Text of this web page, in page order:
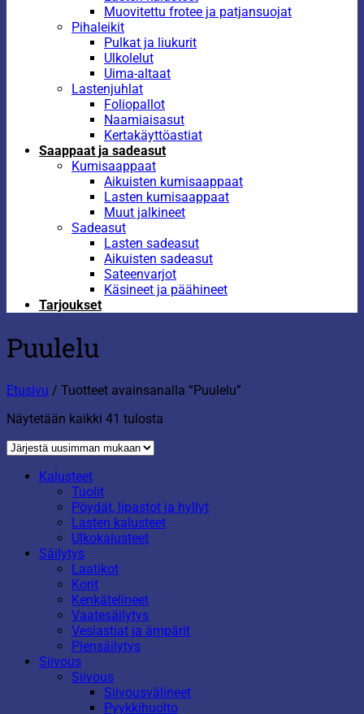
Muovitettu frotee ja patjansuojat
Pihaleikit
Pulkat ja liukurit
Ulkolelut
Uima-altaat
Lastenjuhlat
Foliopallot
Naamiaisasut
Kertakäyttöastiat
Saappaat ja sadeasut
Kumisaappaat
Aikuisten kumisaappaat
Lasten kumisaappaat
Muut jalkineet
Sadeasut
Lasten sadeasut
Aikuisten sadeasut
Sateenvarjot
Käsineet ja päähineet
Tarjoukset
Puulelu
Etusivu / Tuotteet avainsanalla “Puulelu”
Näytetään kaikki 41 tulosta
Kalusteet
Tuolit
Pöydät, lipastot ja hyllyt
Lasten kalusteet
Ulkokalusteet
Säilytys
Laatikot
Korit
Kenkätelineet
Vaatesäilytys
Vesiastiat ja ämpärit
Piensäilytys
Siivous
Siivous
Siivousvälineet
Pyykkihuolto